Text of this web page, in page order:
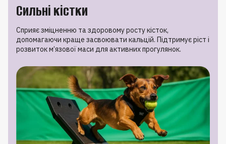
Сильні кістки
Сприяє зміцненню та здоровому росту кісток,
допомагаючи краще засвоювати кальцій. Підтримує ріст і
розвиток м’язової маси для активних прогулянок.